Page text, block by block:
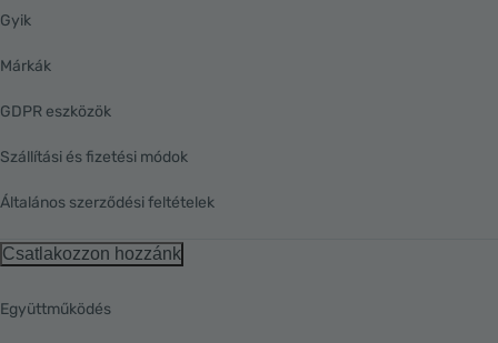
Gyik
Márkák
GDPR eszközök
Szállítási és fizetési módok
Általános szerződési feltételek
Csatlakozzon hozzánk
Együttműködés